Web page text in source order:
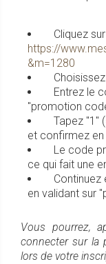
Cliquez
https://
&m=1280
Entrez le
"promotion
Tapez "1"
et confirmez en
Le code
ce qui fait une
Continuez
en validant sur
Vous pourrez,
connecter sur la
lors de votre